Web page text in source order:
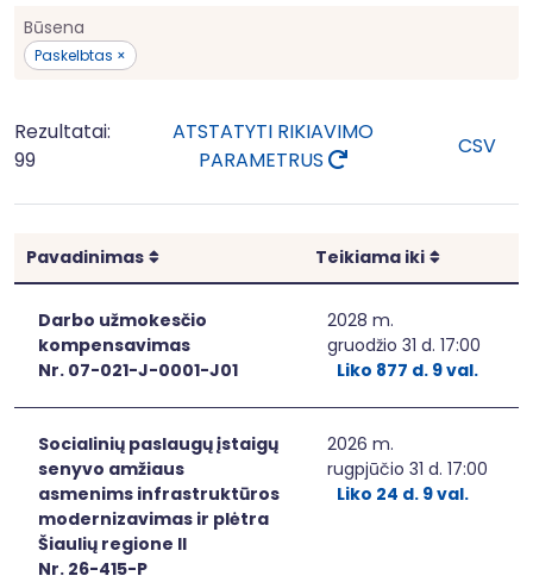
Būsena
Paskelbtas ×
Rezultatai:
99
ATSTATYTI RIKIAVIMO
PARAMETRUS
CSV
Pavadinimas Rikiuoti Teikiama iki Rikiuoti
Darbo užmokesčio
kompensavimas
Nr. 07-021-J-0001-J01
2028 m.
gruodžio 31 d. 17:00
Liko 877 d. 9 val.
Socialinių paslaugų įstaigų
senyvo amžiaus
asmenims infrastruktūros
modernizavimas ir plėtra
Šiaulių regione II
Nr. 26-415-P
2026 m.
rugpjūčio 31 d. 17:00
Liko 24 d. 9 val.